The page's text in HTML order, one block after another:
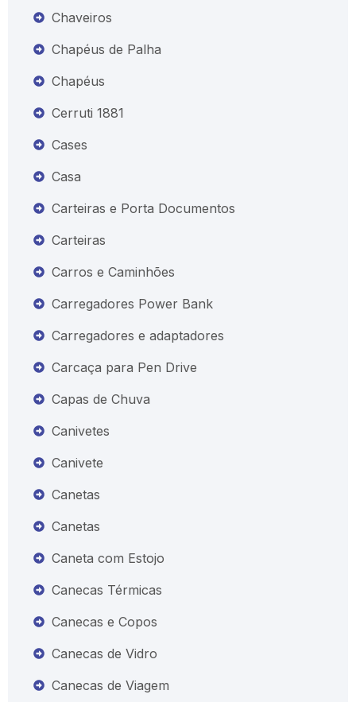
Chaveiros
Chapéus de Palha
Chapéus
Cerruti 1881
Cases
Casa
Carteiras e Porta Documentos
Carteiras
Carros e Caminhões
Carregadores Power Bank
Carregadores e adaptadores
Carcaça para Pen Drive
Capas de Chuva
Canivetes
Canivete
Canetas
Canetas
Caneta com Estojo
Canecas Térmicas
Canecas e Copos
Canecas de Vidro
Canecas de Viagem